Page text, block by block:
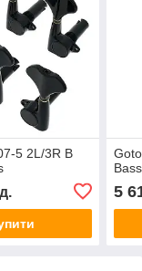
5 2L/3R B
5